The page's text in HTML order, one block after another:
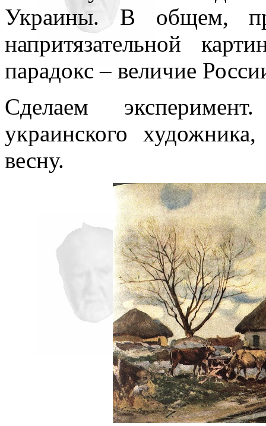
Украины. В общем,
напритязательной
парадокс – величие
Сделаем
украинского
весну.